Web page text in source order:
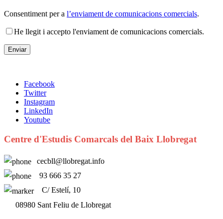
Consentiment per a l’enviament de comunicacions comercials.
He llegit i accepto l'enviament de comunicacions comercials.
Facebook
Twitter
Instagram
LinkedIn
Youtube
Centre d'Estudis Comarcals del Baix Llobregat
cecbll@llobregat.info
93 666 35 27
C/ Estelí, 10
08980 Sant Feliu de Llobregat